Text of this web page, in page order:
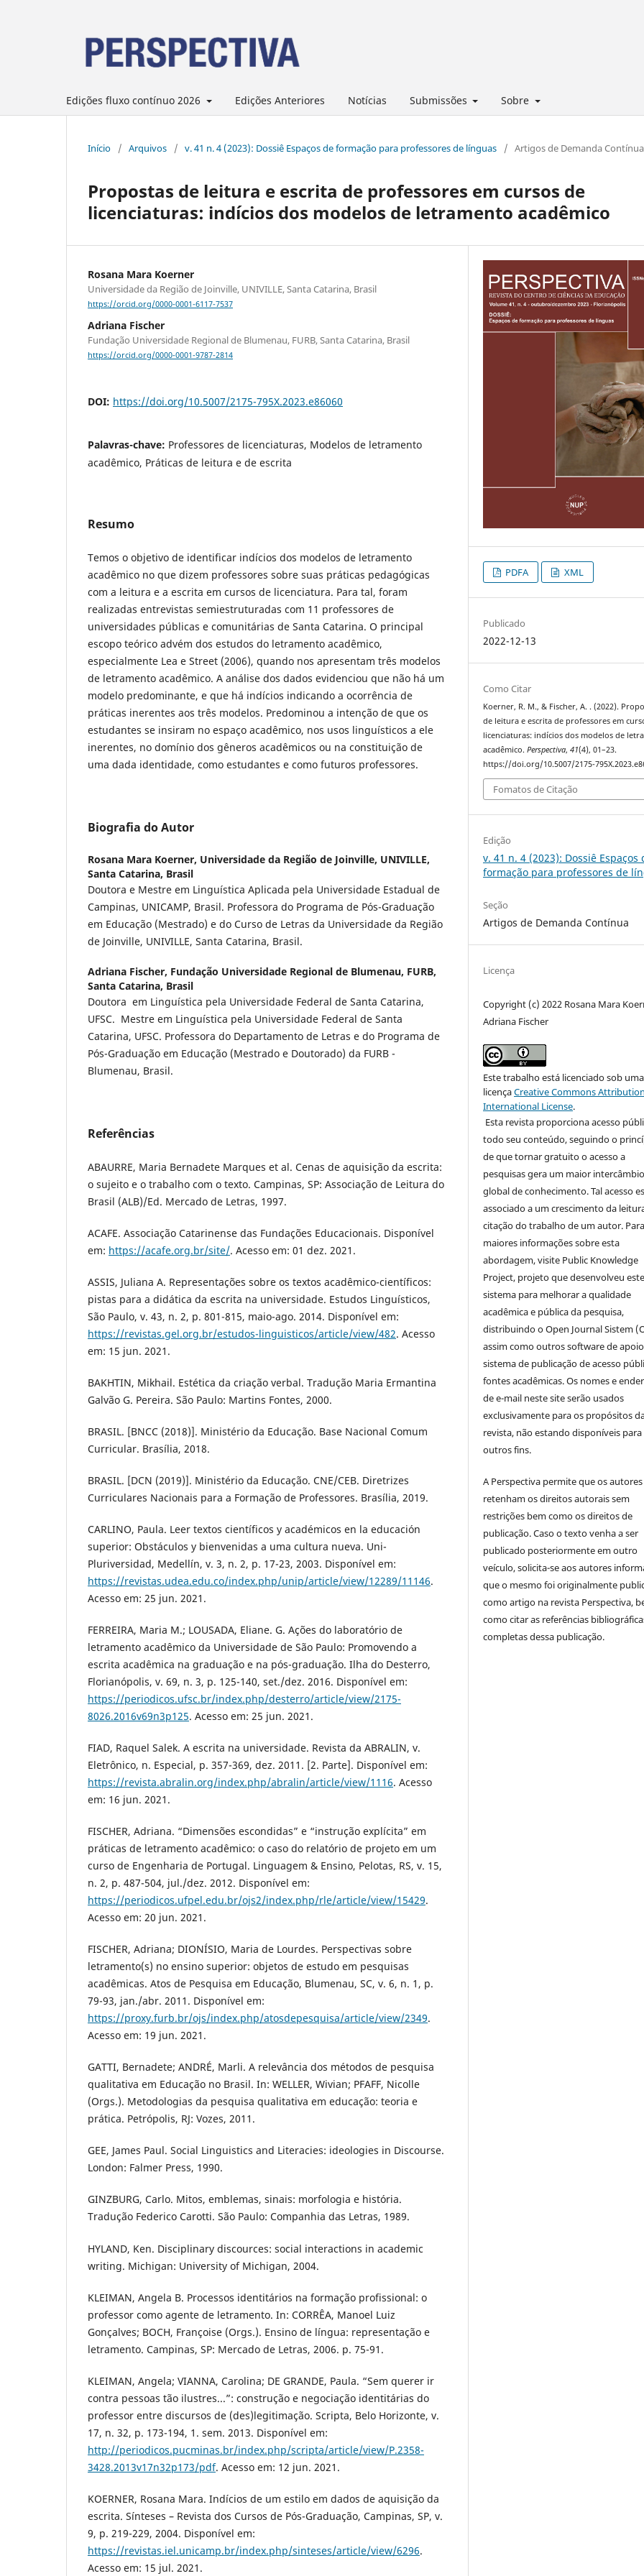
Edições fluxo contínuo 2026 Edições Anteriores Notícias Submissões Sobre
Início / Arquivos / v. 41 n. 4 (2023): Dossiê Espaços de formação para professores de línguas / Artigos de Demanda Contínua
Propostas de leitura e escrita de professores em cursos de
licenciaturas: indícios dos modelos de letramento acadêmico
Rosana Mara Koerner
Universidade da Região de Joinville, UNIVILLE, Santa Catarina, Brasil
https://orcid.org/0000-0001-6117-7537
Adriana Fischer
Fundação Universidade Regional de Blumenau, FURB, Santa Catarina, Brasil
https://orcid.org/0000-0001-9787-2814
DOI: https://doi.org/10.5007/2175-795X.2023.e86060
Palavras-chave: Professores de licenciaturas, Modelos de letramento
acadêmico, Práticas de leitura e de escrita
Resumo
Temos o objetivo de identificar indícios dos modelos de letramento
acadêmico no que dizem professores sobre suas práticas pedagógicas
com a leitura e a escrita em cursos de licenciatura. Para tal, foram
realizadas entrevistas semiestruturadas com 11 professores de
universidades públicas e comunitárias de Santa Catarina. O principal
escopo teórico advém dos estudos do letramento acadêmico,
especialmente Lea e Street (2006), quando nos apresentam três modelos
de letramento acadêmico. A análise dos dados evidenciou que não há um
modelo predominante, e que há indícios indicando a ocorrência de
práticas inerentes aos três modelos. Predominou a intenção de que os
estudantes se insiram no espaço acadêmico, nos usos linguísticos a ele
inerentes, no domínio dos gêneros acadêmicos ou na constituição de
uma dada identidade, como estudantes e como futuros professores.
Biografia do Autor
Rosana Mara Koerner, Universidade da Região de Joinville, UNIVILLE,
Santa Catarina, Brasil
Doutora e Mestre em Linguística Aplicada pela Universidade Estadual de
Campinas, UNICAMP, Brasil. Professora do Programa de Pós-Graduação
em Educação (Mestrado) e do Curso de Letras da Universidade da Região
de Joinville, UNIVILLE, Santa Catarina, Brasil.
Adriana Fischer, Fundação Universidade Regional de Blumenau, FURB,
Santa Catarina, Brasil
Doutora em Linguística pela Universidade Federal de Santa Catarina,
UFSC. Mestre em Linguística pela Universidade Federal de Santa
Catarina, UFSC. Professora do Departamento de Letras e do Programa de
Pós-Graduação em Educação (Mestrado e Doutorado) da FURB -
Blumenau, Brasil.
Referências
ABAURRE, Maria Bernadete Marques et al. Cenas de aquisição da escrita:
o sujeito e o trabalho com o texto. Campinas, SP: Associação de Leitura do
Brasil (ALB)/Ed. Mercado de Letras, 1997.
ACAFE. Associação Catarinense das Fundações Educacionais. Disponível
em: https://acafe.org.br/site/. Acesso em: 01 dez. 2021.
ASSIS, Juliana A. Representações sobre os textos acadêmico-científicos:
pistas para a didática da escrita na universidade. Estudos Linguísticos,
São Paulo, v. 43, n. 2, p. 801-815, maio-ago. 2014. Disponível em:
https://revistas.gel.org.br/estudos-linguisticos/article/view/482. Acesso
em: 15 jun. 2021.
BAKHTIN, Mikhail. Estética da criação verbal. Tradução Maria Ermantina
Galvão G. Pereira. São Paulo: Martins Fontes, 2000.
BRASIL. [BNCC (2018)]. Ministério da Educação. Base Nacional Comum
Curricular. Brasília, 2018.
BRASIL. [DCN (2019)]. Ministério da Educação. CNE/CEB. Diretrizes
Curriculares Nacionais para a Formação de Professores. Brasília, 2019.
CARLINO, Paula. Leer textos científicos y académicos en la educación
superior: Obstáculos y bienvenidas a uma cultura nueva. Uni-
Pluriversidad, Medellín, v. 3, n. 2, p. 17-23, 2003. Disponível em:
https://revistas.udea.edu.co/index.php/unip/article/view/12289/11146.
Acesso em: 25 jun. 2021.
FERREIRA, Maria M.; LOUSADA, Eliane. G. Ações do laboratório de
letramento acadêmico da Universidade de São Paulo: Promovendo a
escrita acadêmica na graduação e na pós-graduação. Ilha do Desterro,
Florianópolis, v. 69, n. 3, p. 125-140, set./dez. 2016. Disponível em:
https://periodicos.ufsc.br/index.php/desterro/article/view/2175-
8026.2016v69n3p125. Acesso em: 25 jun. 2021.
FIAD, Raquel Salek. A escrita na universidade. Revista da ABRALIN, v.
Eletrônico, n. Especial, p. 357-369, dez. 2011. [2. Parte]. Disponível em:
https://revista.abralin.org/index.php/abralin/article/view/1116. Acesso
em: 16 jun. 2021.
FISCHER, Adriana. “Dimensões escondidas” e “instrução explícita” em
práticas de letramento acadêmico: o caso do relatório de projeto em um
curso de Engenharia de Portugal. Linguagem & Ensino, Pelotas, RS, v. 15,
n. 2, p. 487-504, jul./dez. 2012. Disponível em:
https://periodicos.ufpel.edu.br/ojs2/index.php/rle/article/view/15429.
Acesso em: 20 jun. 2021.
FISCHER, Adriana; DIONÍSIO, Maria de Lourdes. Perspectivas sobre
letramento(s) no ensino superior: objetos de estudo em pesquisas
acadêmicas. Atos de Pesquisa em Educação, Blumenau, SC, v. 6, n. 1, p.
79-93, jan./abr. 2011. Disponível em:
https://proxy.furb.br/ojs/index.php/atosdepesquisa/article/view/2349.
Acesso em: 19 jun. 2021.
GATTI, Bernadete; ANDRÉ, Marli. A relevância dos métodos de pesquisa
qualitativa em Educação no Brasil. In: WELLER, Wivian; PFAFF, Nicolle
(Orgs.). Metodologias da pesquisa qualitativa em educação: teoria e
prática. Petrópolis, RJ: Vozes, 2011.
GEE, James Paul. Social Linguistics and Literacies: ideologies in Discourse.
London: Falmer Press, 1990.
GINZBURG, Carlo. Mitos, emblemas, sinais: morfologia e história.
Tradução Federico Carotti. São Paulo: Companhia das Letras, 1989.
HYLAND, Ken. Disciplinary discources: social interactions in academic
writing. Michigan: University of Michigan, 2004.
KLEIMAN, Angela B. Processos identitários na formação profissional: o
professor como agente de letramento. In: CORRÊA, Manoel Luiz
Gonçalves; BOCH, Françoise (Orgs.). Ensino de língua: representação e
letramento. Campinas, SP: Mercado de Letras, 2006. p. 75-91.
KLEIMAN, Angela; VIANNA, Carolina; DE GRANDE, Paula. “Sem querer ir
contra pessoas tão ilustres...”: construção e negociação identitárias do
professor entre discursos de (des)legitimação. Scripta, Belo Horizonte, v.
17, n. 32, p. 173-194, 1. sem. 2013. Disponível em:
http://periodicos.pucminas.br/index.php/scripta/article/view/P.2358-
3428.2013v17n32p173/pdf. Acesso em: 12 jun. 2021.
KOERNER, Rosana Mara. Indícios de um estilo em dados de aquisição da
escrita. Sínteses – Revista dos Cursos de Pós-Graduação, Campinas, SP, v.
9, p. 219-229, 2004. Disponível em:
https://revistas.iel.unicamp.br/index.php/sinteses/article/view/6296.
Acesso em: 15 jul. 2021.
PDFA XML
Publicado
2022-12-13
Como Citar
Koerner, R. M., & Fischer, A. . (2022).
de leitura e escrita de professores em
licenciaturas: indícios dos modelos de
acadêmico.Perspectiva,41(4), 01–23.
https://doi.org/10.5007/2175-
Fomatos de Citação
Edição
v. 41 n. 4 (2023): Dossiê Espaços
formação para professores de
Seção
Artigos de Demanda Contínua
Licença
Copyright (c) 2022 Rosana Mara
Adriana Fischer
Este trabalho está licenciado sob uma
licençaCreative Commons
International License.
Esta revista proporciona acesso
todo seu conteúdo, seguindo o
de que tornar gratuito o acesso a
pesquisas gera um maior intercâmbio
global de conhecimento. Tal acesso
associado a um crescimento da
citação do trabalho de um autor. Para
maiores informações sobre esta
abordagem, visite Public Knowledge
Project, projeto que desenvolveu este
sistema para melhorar a qualidade
acadêmica e pública da pesquisa,
distribuindo o Open Journal Sistem
assim como outros software de
sistema de publicação de acesso
fontes acadêmicas. Os nomes e
de e-mail neste site serão usados
exclusivamente para os propósitos
revista, não estando disponíveis para
outros fins.
A Perspectiva permite que os autores
retenham os direitos autorais sem
restrições bem como os direitos de
publicação. Caso o texto venha a ser
publicado posteriormente em outro
veículo, solicita-se aos autores
que o mesmo foi originalmente
como artigo na revista Perspectiva,
como citar as referências
completas dessa publicação.